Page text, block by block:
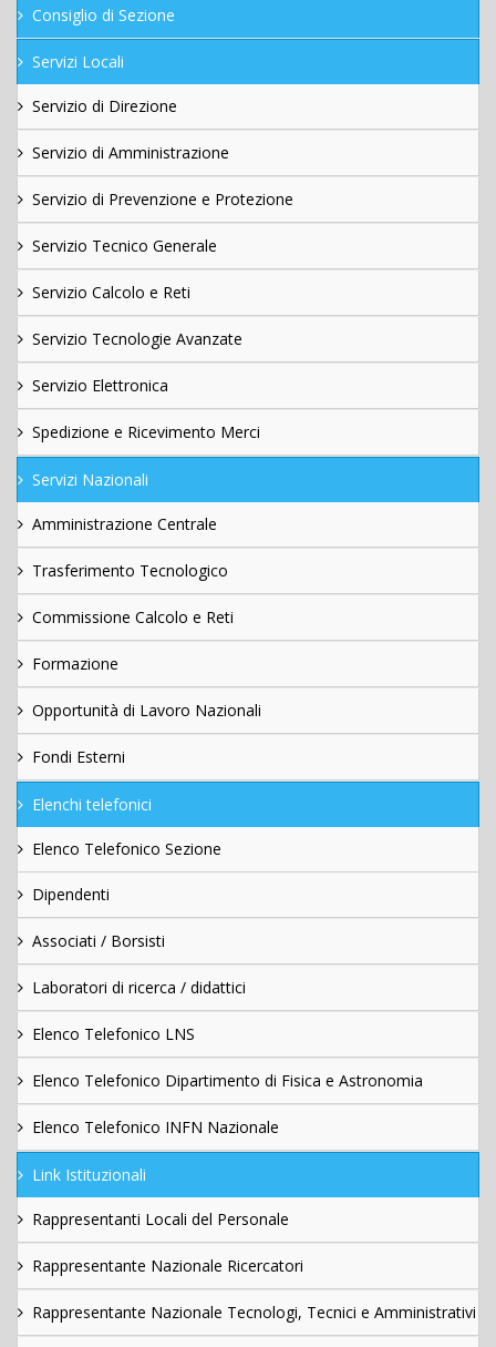
Consiglio di Sezione
Servizi Locali
Servizio di Direzione
Servizio di Amministrazione
Servizio di Prevenzione e Protezione
Servizio Tecnico Generale
Servizio Calcolo e Reti
Servizio Tecnologie Avanzate
Servizio Elettronica
Spedizione e Ricevimento Merci
Servizi Nazionali
Amministrazione Centrale
Trasferimento Tecnologico
Commissione Calcolo e Reti
Formazione
Opportunità di Lavoro Nazionali
Fondi Esterni
Elenchi telefonici
Elenco Telefonico Sezione
Dipendenti
Associati / Borsisti
Laboratori di ricerca / didattici
Elenco Telefonico LNS
Elenco Telefonico Dipartimento di Fisica e Astronomia
Elenco Telefonico INFN Nazionale
Link Istituzionali
Rappresentanti Locali del Personale
Rappresentante Nazionale Ricercatori
Rappresentante Nazionale Tecnologi, Tecnici e Amministrativi